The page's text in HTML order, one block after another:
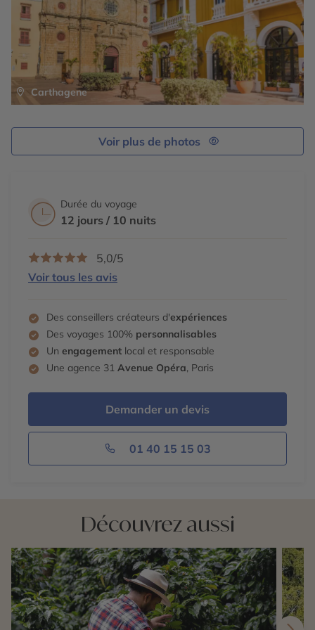
Carthagene
Voir plus de photos
Durée du voyage
12 jours / 10 nuits
5,0/5
Voir tous les avis
Des conseillers créateurs d'expériences
Des voyages 100% personnalisables
Un engagement local et responsable
Une agence 31 Avenue Opéra, Paris
Demander un devis
01 40 15 15 03
Découvrez aussi